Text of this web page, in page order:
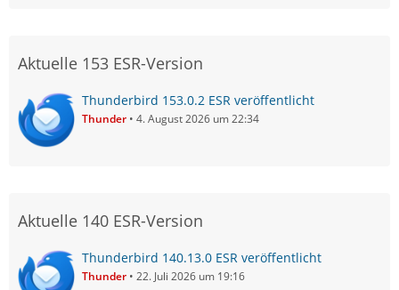
Aktuelle 153 ESR-Version
Thunderbird 153.0.2 ESR veröffentlicht
Thunder 4. August 2026 um 22:34
Aktuelle 140 ESR-Version
Thunderbird 140.13.0 ESR veröffentlicht
Thunder 22. Juli 2026 um 19:16